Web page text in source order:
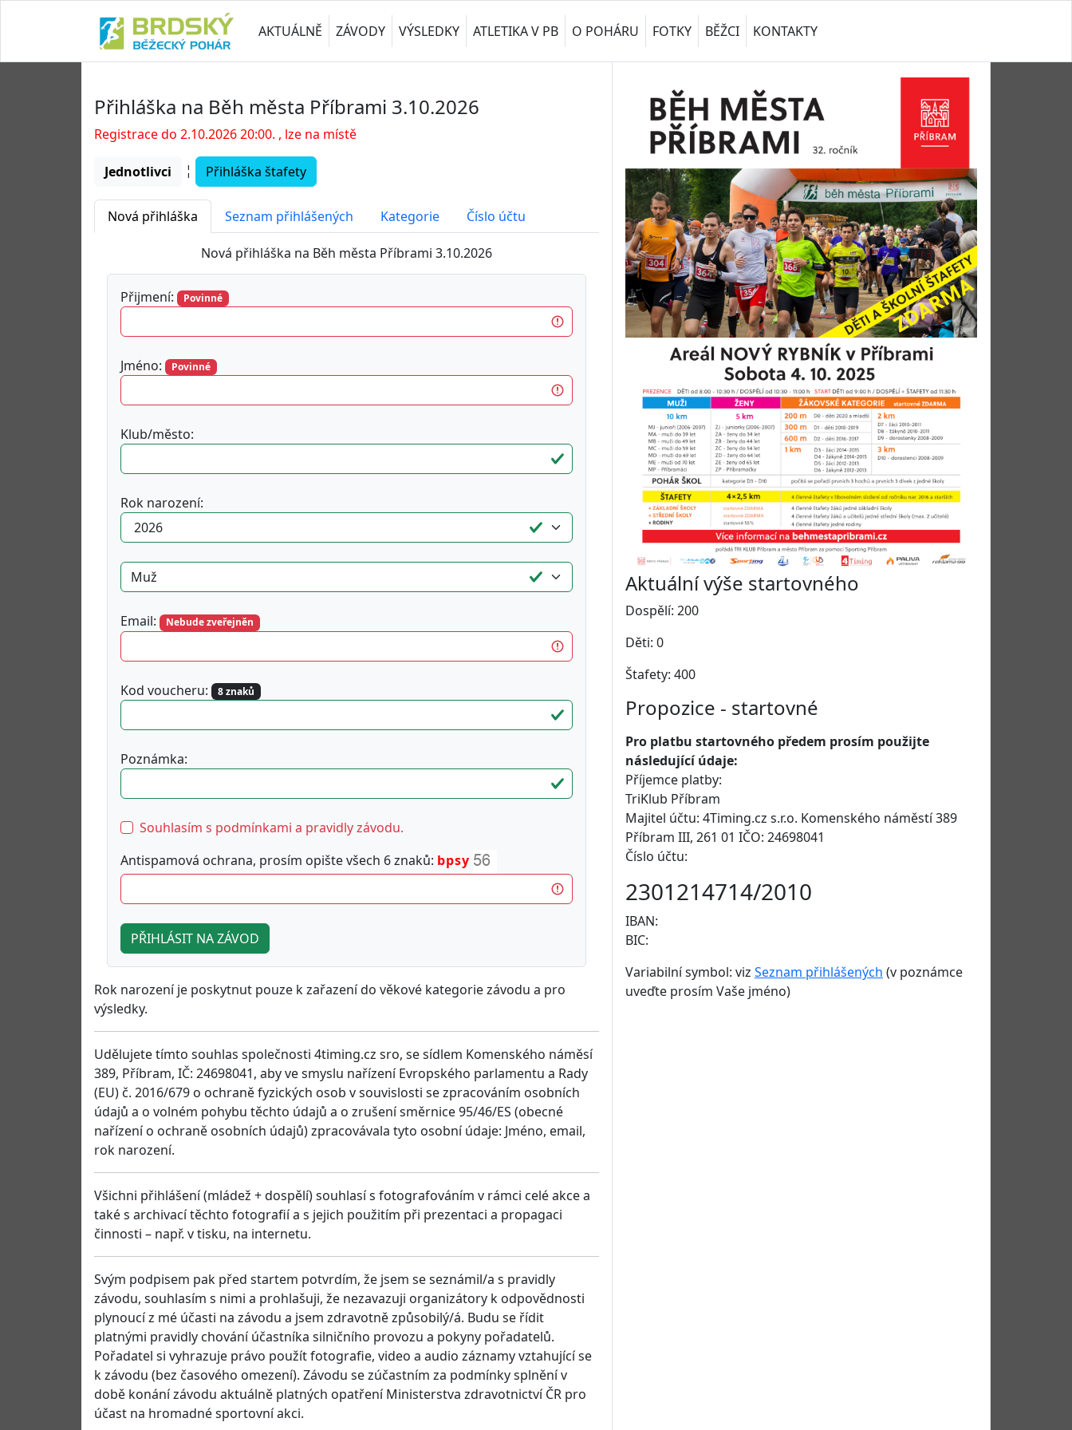
AKTUÁLNĚ ZÁVODY VÝSLEDKY ATLETIKA V PB O POHÁRU FOTKY BĚŽCI KONTAKTY
Přihláška na Běh města Příbrami 3.10.2026
Registrace do 2.10.2026 20:00. , lze na místě
Jednotlivci ¦ Přihláška štafety
Nová přihláška Seznam přihlášených Kategorie Číslo účtu
Nová přihláška na Běh města Příbrami 3.10.2026
Přijmení: Povinné
Jméno: Povinné
Klub/město:
Rok narození:
Email: Nebude zveřejněn
Kod voucheru: 8 znaků
Poznámka:
Souhlasím s podmínkami a pravidly závodu.
Antispamová ochrana, prosím opište všech 6 znaků: bpsy
Rok narození je poskytnut pouze k zařazení do věkové kategorie závodu a pro
výsledky.
Udělujete tímto souhlas společnosti 4timing.cz sro, se sídlem Komenského náměsí
389, Příbram, IČ: 24698041, aby ve smyslu nařízení Evropského parlamentu a Rady
(EU) č. 2016/679 o ochraně fyzických osob v souvislosti se zpracováním osobních
údajů a o volném pohybu těchto údajů a o zrušení směrnice 95/46/ES (obecné
nařízení o ochraně osobních údajů) zpracovávala tyto osobní údaje: Jméno, email,
rok narození.
Všichni přihlášení (mládež + dospělí) souhlasí s fotografováním v rámci celé akce a
také s archivací těchto fotografií a s jejich použitím při prezentaci a propagaci
činnosti – např. v tisku, na internetu.
Svým podpisem pak před startem potvrdím, že jsem se seznámil/a s pravidly
závodu, souhlasím s nimi a prohlašuji, že nezavazuji organizátory k odpovědnosti
plynoucí z mé účasti na závodu a jsem zdravotně způsobilý/á. Budu se řídit
platnými pravidly chování účastníka silničního provozu a pokyny pořadatelů.
Pořadatel si vyhrazuje právo použít fotografie, video a audio záznamy vztahující se
k závodu (bez časového omezení). Závodu se zúčastním za podmínky splnění v
době konání závodu aktuálně platných opatření Ministerstva zdravotnictví ČR pro
účast na hromadné sportovní akci.
Aktuální výše startovného
Dospělí: 200
Děti: 0
Štafety: 400
Propozice - startovné
Pro platbu startovného předem prosím použijte
následující údaje:
Příjemce platby:
TriKlub Příbram
Majitel účtu: 4Timing.cz s.r.o. Komenského náměstí 389
Příbram III, 261 01 IČO: 24698041
Číslo účtu:
2301214714/2010
IBAN:
BIC:
Variabilní symbol: viz Seznam přihlášených (v poznámce
uveďte prosím Vaše jméno)